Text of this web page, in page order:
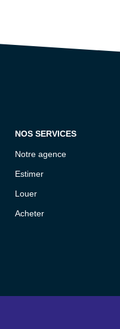
NOS SERVICES
Notre agence
Estimer
Louer
Acheter